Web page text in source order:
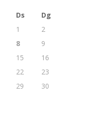
Ds
Dg
1
2
8
9
15
16
22
23
29
30